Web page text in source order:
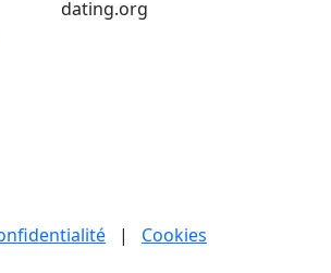
dating.org
| Cookies